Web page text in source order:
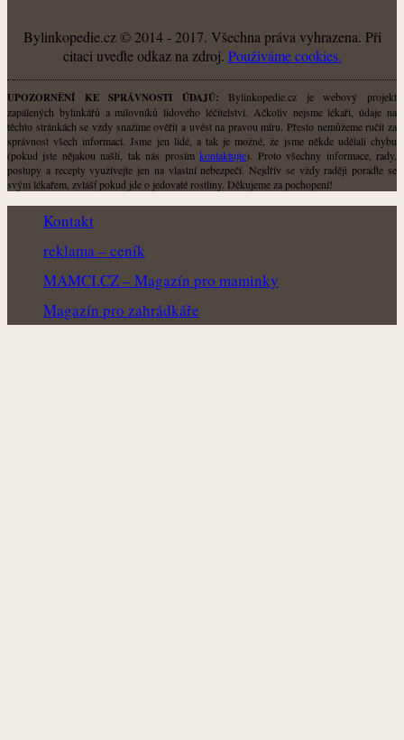
Bylinkopedie.cz © 2014 - 2017. Všechna práva vyhrazena. Při
citaci uveďte odkaz na zdroj. Použiváme cookies.
UPOZORNĚNÍ KE SPRÁVNOSTI ÚDAJŮ: Bylinkopedie.cz je webový projekt
zapálených bylinkářů a milovníků lidového léčitelství. Ačkoliv nejsme lékaři, údaje na
těchto stránkách se vždy snažíme ověřit a uvést na pravou míru. Přesto nemůžeme ručit za
správnost všech informací. Jsme jen lidé, a tak je možné, že jsme někde udělali chybu
(pokud jste nějakou našli, tak nás prosímkontaktujte). Proto všechny informace, rady,
postupy a recepty využívejte jen na vlastní nebezpečí. Nejdřív se vždy raději poraďte se
svým lékařem, zvlášť pokud jde o jedovaté rostliny. Děkujeme za pochopení!
Kontakt
reklama – ceník
MAMCI.CZ – Magazín pro maminky
Magazín pro zahrádkáře